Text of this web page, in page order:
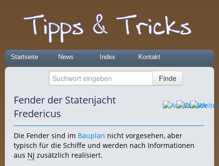
Startseite News Index Kontakt
Fender der Statenjacht
Fredericus
Die Fender sind im Bauplan nicht vorgesehen, aber
typisch für die Schiffe und werden nach Informationen
aus NJ zusätzlich realisiert.